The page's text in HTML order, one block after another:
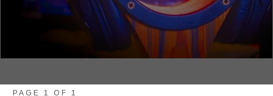
PAGE 1 OF 1